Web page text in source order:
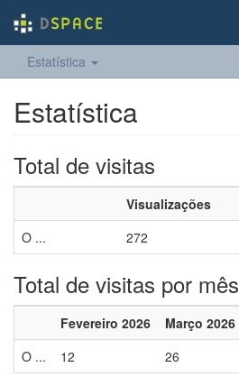
Estatística
Estatística
Total de visitas
Visualizações
O ...
272
Total de visitas por mês
Fevereiro 2026 Março 2026
O ...
12 26